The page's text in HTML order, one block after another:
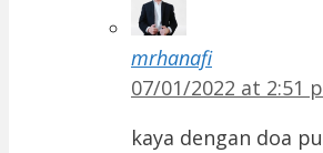
mrhanafi
07/01/2022 at 2:51
kaya dengan doa